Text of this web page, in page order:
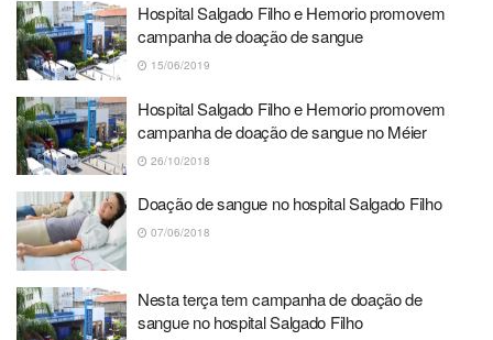
Hospital Salgado Filho e Hemorio promovem
campanha de doação de sangue
15/06/2019
Hospital Salgado Filho e Hemorio promovem
campanha de doação de sangue no Méier
26/10/2018
Doação de sangue no hospital Salgado Filho
07/06/2018
Nesta terça tem campanha de doação de
sangue no hospital Salgado Filho